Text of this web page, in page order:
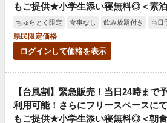
もご提供★小学生添い寝無料◎＜素
ちゅらとく限定 食事なし 飲み放題付き 当日
県民限定価格
ログインして価格を表示
【台風割】緊急販売！当日24時ま
利用可能！さらにフリースペースに
もご提供★小学生添い寝無料◎＜朝